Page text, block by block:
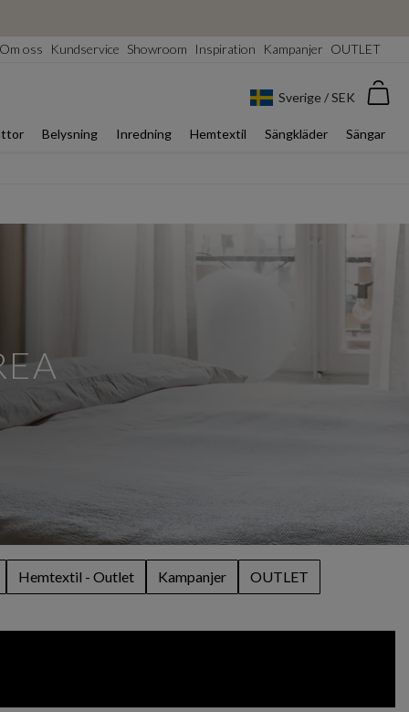
Om oss Kundservice Showroom Inspiration Kampanjer OUTLET
Sverige / SEK
Belysning Inredning Hemtextil Sängkläder Sängar
Hemtextil - Outlet Kampanjer OUTLET